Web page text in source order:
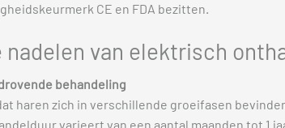
CE en FDA bezitten.
nadelen van elektrisch
behandeling
haren zich in verschillende groeifasen
varieert van een aantal maanden tot 1